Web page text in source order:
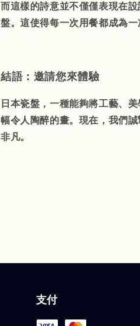
而這樣的詩意並不僅僅表現在
盤。這使得每一次用餐都成為一
結語：邀請您來體驗
日本瓷盤，一種能夠將工藝、
幅令人陶醉的畫。現在，我們
非凡。
支付